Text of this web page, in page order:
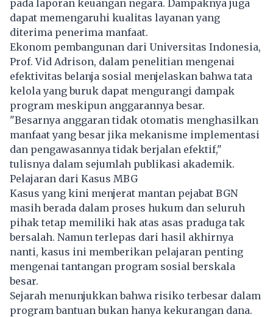
pada laporan keuangan negara. Dampaknya juga
dapat memengaruhi kualitas layanan yang
diterima penerima manfaat.
Ekonom pembangunan dari Universitas Indonesia,
Prof. Vid Adrison, dalam penelitian mengenai
efektivitas belanja sosial menjelaskan bahwa tata
kelola yang buruk dapat mengurangi dampak
program meskipun anggarannya besar.
"Besarnya anggaran tidak otomatis menghasilkan
manfaat yang besar jika mekanisme implementasi
dan pengawasannya tidak berjalan efektif,"
tulisnya dalam sejumlah publikasi akademik.
Pelajaran dari Kasus MBG
Kasus yang kini menjerat mantan pejabat BGN
masih berada dalam proses hukum dan seluruh
pihak tetap memiliki hak atas asas praduga tak
bersalah. Namun terlepas dari hasil akhirnya
nanti, kasus ini memberikan pelajaran penting
mengenai tantangan program sosial berskala
besar.
Sejarah menunjukkan bahwa risiko terbesar dalam
program bantuan bukan hanya kekurangan dana.